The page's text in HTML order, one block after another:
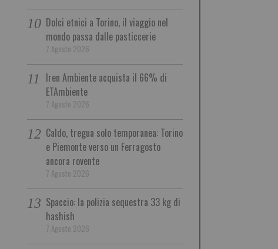
Dolci etnici a Torino, il viaggio nel
mondo passa dalle pasticcerie
7 Agosto 2026
Iren Ambiente acquista il 66% di
ETAmbiente
7 Agosto 2026
Caldo, tregua solo temporanea: Torino
e Piemonte verso un Ferragosto
ancora rovente
7 Agosto 2026
Spaccio: la polizia sequestra 33 kg di
hashish
7 Agosto 2026